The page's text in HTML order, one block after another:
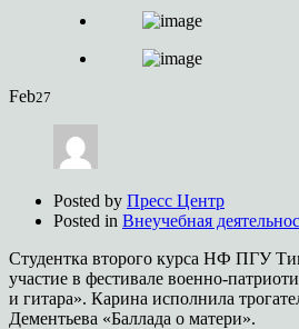
Feb27
Posted by Пресс Центр
Posted in Внеучебная
Студентка второго курса НФ ПГУ
участие в фестивале военно-
и гитара». Карина исполнила
Дементьева «Баллада о матери».